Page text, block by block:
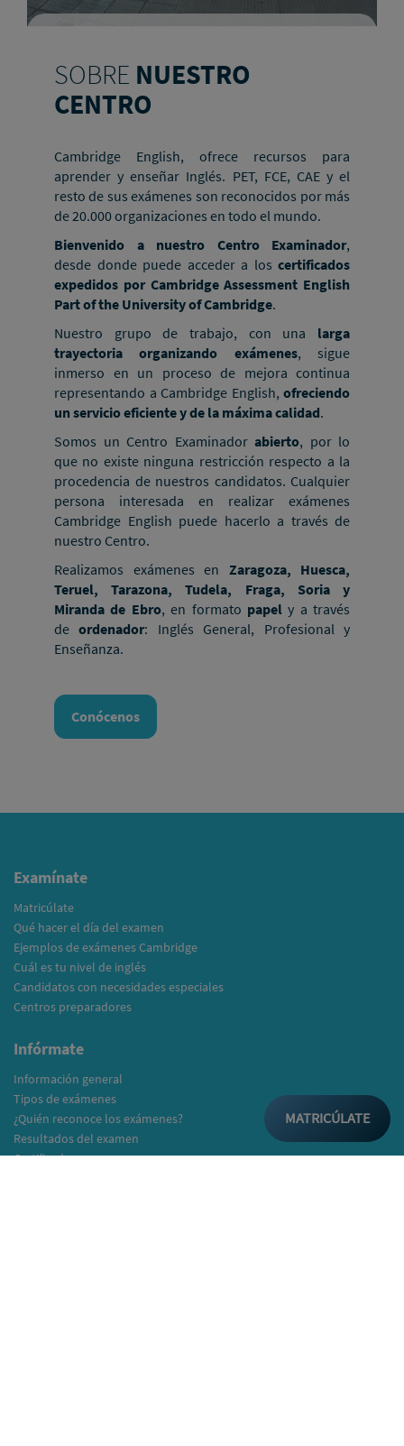
SOBRE NUESTRO
CENTRO
Cambridge English, ofrece recursos para
aprender y enseñar Inglés. PET, FCE, CAE y el
resto de sus exámenes son reconocidos por más
de 20.000 organizaciones en todo el mundo.
Bienvenido a nuestro Centro Examinador,
desde donde puede acceder a los certificados
expedidos por Cambridge Assessment English
Part of the University of Cambridge.
Nuestro grupo de trabajo, con una larga
trayectoria organizando exámenes, sigue
inmerso en un proceso de mejora continua
representando a Cambridge English, ofreciendo
un servicio eficiente y de la máxima calidad.
Somos un Centro Examinador abierto, por lo
que no existe ninguna restricción respecto a la
procedencia de nuestros candidatos. Cualquier
persona interesada en realizar exámenes
Cambridge English puede hacerlo a través de
nuestro Centro.
Realizamos exámenes en Zaragoza, Huesca,
Teruel, Tarazona, Tudela, Fraga, Soria y
Miranda de Ebro, en formato papely a través
deordenador: Inglés General, Profesional y
Enseñanza.
Conócenos
Examínate
Matricúlate
Qué hacer el día del examen
Ejemplos de exámenes Cambridge
Cuál es tu nivel de inglés
Candidatos con necesidades especiales
Centros preparadores
Infórmate
Información general
Tipos de exámenes
¿Quién reconoce los exámenes?
Resultados del examen
Certificados
MATRICÚLATE